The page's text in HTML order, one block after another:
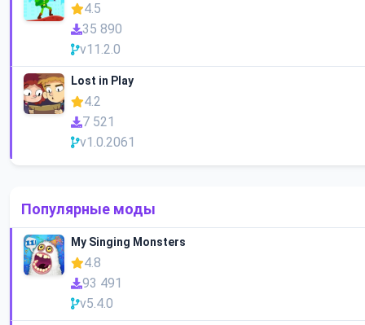
4.5
35 890
v11.2.0
Lost in Play
4.2
7 521
v1.0.2061
Популярные моды
My Singing Monsters
4.8
93 491
v5.4.0